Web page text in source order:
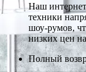
Наш
техники
шоу-румов,
низких цен
Полный